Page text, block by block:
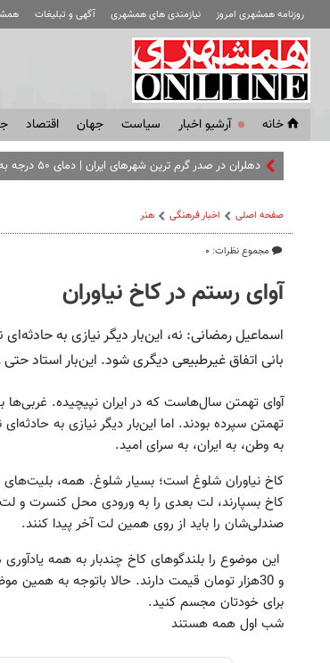
روزنامه همشهری امروز نیازمندی های همشهری آگهی و تبلیغات
خانه آرشیو اخبار سياست جهان اقتصاد
دهلران در صدر گرم‌ ترین شهرهای ایران | دمای ۵۰ درجه به ایران بازگشت ثبت شد
صفحه اصلی اخبار فرهنگی هنر
مجموع نظرات: ۰
آوای رستم در کاخ نیاوران
اسماعیل رمضانی: نه، این‌بار دیگر نیازی به
بانی اتفاق غیرطبیعی دیگری شود. این‌بار استاد
آوای تهمتن سال‌هاست که در ایران نپیچیده. غربی‌ها
تهمتن سپرده بودند. اما این‌بار دیگر نیازی به
به وطن، به ایران، به سرای امید.
کاخ نیاوران شلوغ است؛ بسیار شلوغ. همه،
کاخ بسپارند، لت بعدی را به ورودی محل کنسرت و
صندلی‌شان را باید از روی همین لت آخر پیدا کنند.
و 30هزار تومان قیمت دارند. حالا باتوجه به
برای خودتان مجسم کنید.
شب اول همه هستند